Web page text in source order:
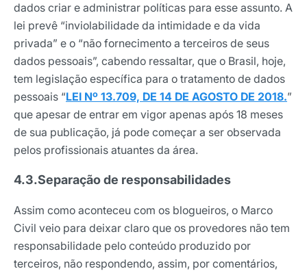
dados criar e administrar políticas para esse assunto. A
lei prevê “inviolabilidade da intimidade e da vida
privada” e o “não fornecimento a terceiros de seus
dados pessoais”, cabendo ressaltar, que o Brasil, hoje,
tem legislação específica para o tratamento de dados
pessoais “LEI Nº 13.709, DE 14 DE AGOSTO DE 2018.”
que apesar de entrar em vigor apenas após 18 meses
de sua publicação, já pode começar a ser observada
pelos profissionais atuantes da área.
4.3.Separação de responsabilidades
Assim como aconteceu com os blogueiros, o Marco
Civil veio para deixar claro que os provedores não tem
responsabilidade pelo conteúdo produzido por
terceiros, não respondendo, assim, por comentários,